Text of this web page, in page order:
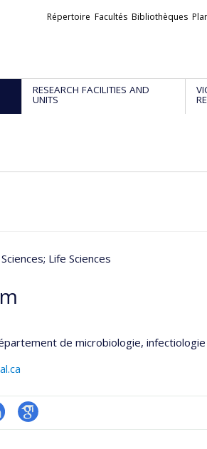
Liens
Répertoire Facultés Bibliothèques
RESEARCH FACILITIES AND
UNITS
; Life Sciences
de microbiologie,
Google